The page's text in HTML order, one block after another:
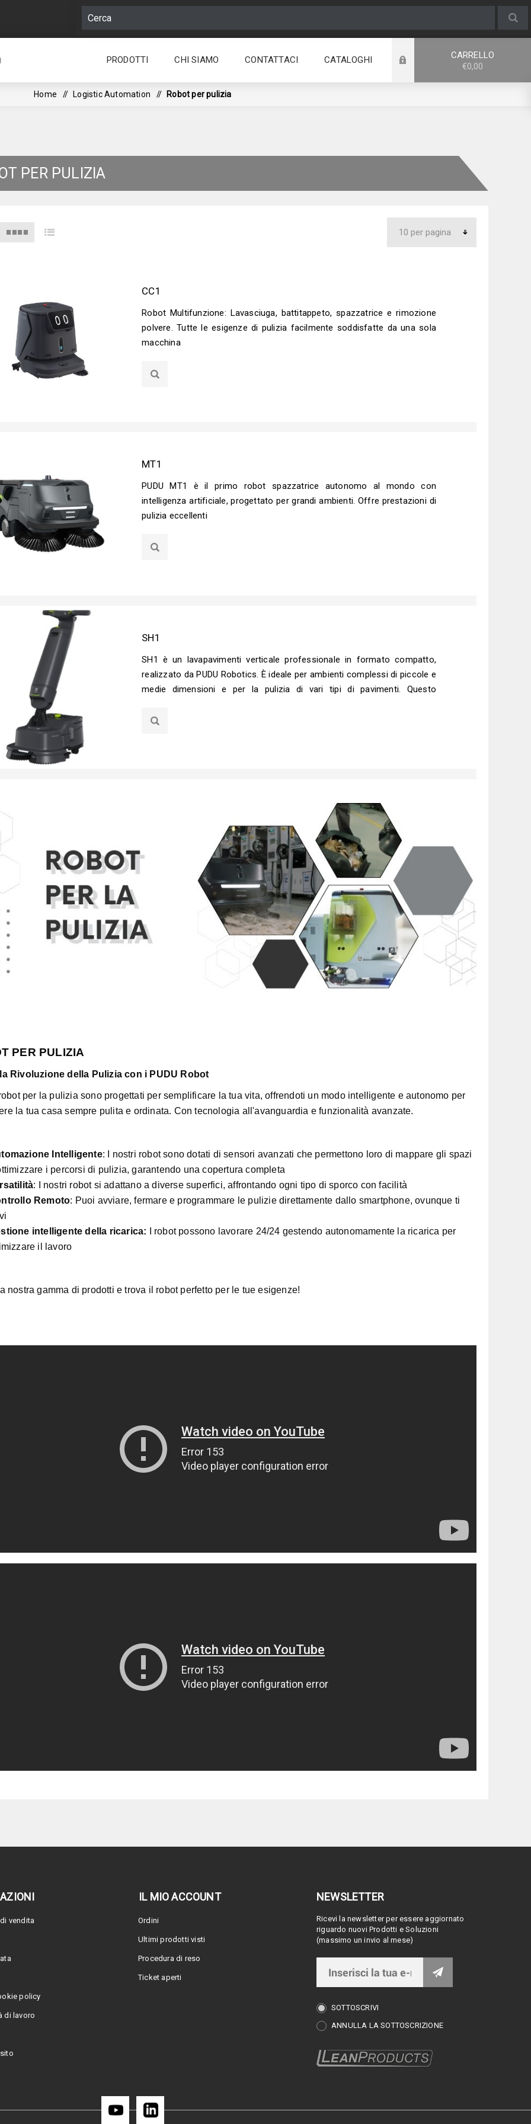
PRODOTTI CHI SIAMO CONTATTACI CATALOGHI
CARRELLO
€0,00
Home / Logistic Automation / Robot per pulizia
PER PULIZIA
CC1
Robot Multifunzione: Lavasciuga, battitappeto, spazzatrice e rimozione
polvere. Tutte le esigenze di pulizia facilmente soddisfatte da una sola
macchina
MT1
PUDU MT1 è il primo robot spazzatrice autonomo al mondo con
intelligenza artificiale, progettato per grandi ambienti. Offre prestazioni di
pulizia eccellenti
SH1
SH1 è un lavapavimenti verticale professionale in formato compatto,
realizzato da PUDU Robotics. È ideale per ambienti complessi di piccole e
medie dimensioni e per la pulizia di vari tipi di pavimenti. Questo
Grazie al design che consente il lavaggio e l'asciugatura simultanei, la
PER PULIZIA
Rivoluzione della Pulizia con i PUDU Robot
per la pulizia sono progettati per semplificare la tua vita, offrendoti un modo intelligente e autonomo per
la tua casa sempre pulita e ordinata. Con tecnologia all'avanguardia e funzionalità avanzate.
Intelligente: I nostri robot sono dotati di sensori avanzati che permettono loro di mappare gli spazi
i percorsi di pulizia, garantendo una copertura completa
: I nostri robot si adattano a diverse superfici, affrontando ogni tipo di sporco con facilità
Remoto: Puoi avviare, fermare e programmare le pulizie direttamente dallo smartphone, ovunque ti
intelligente della ricarica: I robot possono lavorare 24/24 gestendo autonomamente la ricarica per
il lavoro
nostra gamma di prodotti e trova il robot perfetto per le tue esigenze!
vendita
policy
di lavoro
IL MIO ACCOUNT
Ordini
Ultimi prodotti visti
Procedura di reso
Ticket aperti
NEWSLETTER
Ricevi la newsletter per essere aggiornato
riguardo nuovi Prodotti e Soluzioni
(massimo un invio al mese)
SOTTOSCRIVI
ANNULLA LA SOTTOSCRIZIONE